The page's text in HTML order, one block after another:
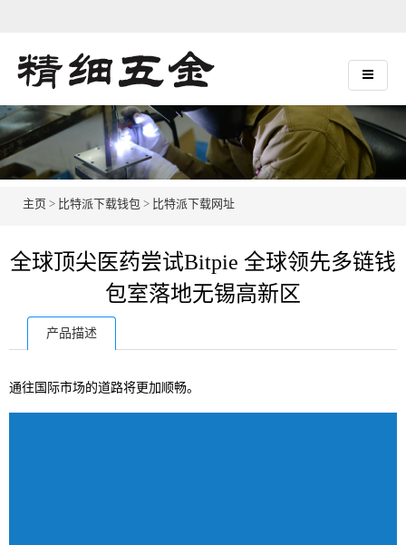
主页 > 比特派下载钱包 > 比特派下载网址
全球顶尖医药尝试Bitpie 全球领先多链钱
包室落地无锡高新区
产品描述
通往国际市场的道路将更加顺畅。